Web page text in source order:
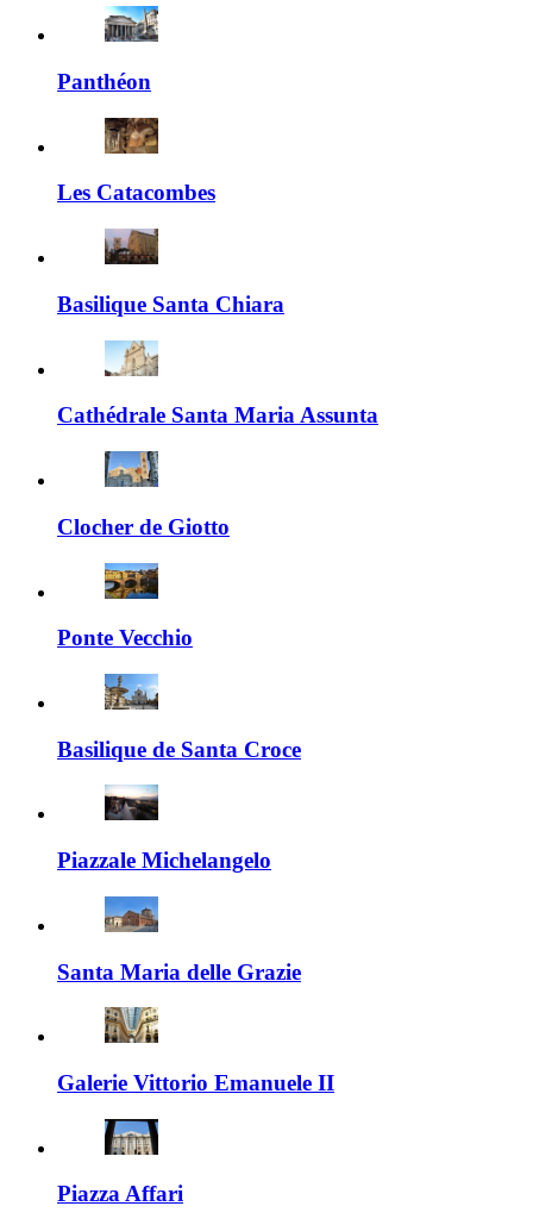
Panthéon
Les Catacombes
Basilique Santa Chiara
Cathédrale Santa Maria Assunta
Clocher de Giotto
Ponte Vecchio
Basilique de Santa Croce
Piazzale Michelangelo
Santa Maria delle Grazie
Galerie Vittorio Emanuele II
Piazza Affari